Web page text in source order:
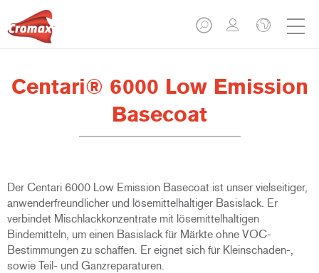
Centari® 6000 Low Emission
Basecoat
Der Centari 6000 Low Emission Basecoat ist unser vielseitiger,
anwenderfreundlicher und lösemittelhaltiger Basislack. Er
verbindet Mischlackkonzentrate mit lösemittelhaltigen
Bindemitteln, um einen Basislack für Märkte ohne VOC-
Bestimmungen zu schaffen. Er eignet sich für Kleinschaden-,
sowie Teil- und Ganzreparaturen.